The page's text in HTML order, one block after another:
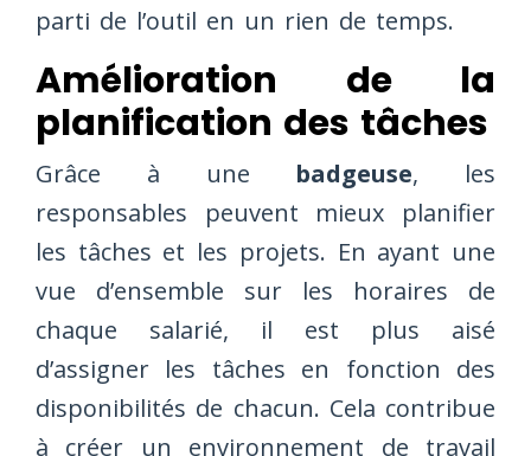
parti de l’outil en un rien de temps.
Amélioration de la
planification des tâches
Grâce à une badgeuse, les
responsables peuvent mieux planifier
les tâches et les projets. En ayant une
vue d’ensemble sur les horaires de
chaque salarié, il est plus aisé
d’assigner les tâches en fonction des
disponibilités de chacun. Cela contribue
à créer un environnement de travail